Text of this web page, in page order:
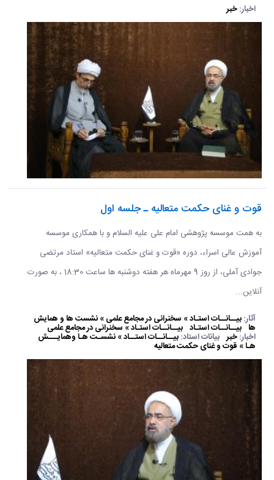
اخبار:خبر
قوت و غنای حکمت متعالیه ـ جلسه اول
به همت موسسه پژوهشی امام علی علیه السلام و با همکاری موسسه
آموزش عالی اسراء، دوره «قوت و غنای حکمت متعالیه» استاد مرتضی
جوادی آملی، از روز 9 مهرماه هر هفته دوشنبه ها ساعت 18:30 ، به صورت
آنلاین...
آثار:بیــانــات استـاد » سخنرانی در مجامع علمی » نشست ها و همایش
ها بیــانــات استـاد بیــانــات استـاد » سخنرانی در مجامع علمی
اخبار:خبر بیانات استاد:بیــانــات استــاد » نشسـت هـا وهمایـــش
هـا » قوت و غنای حکمت متعالیه